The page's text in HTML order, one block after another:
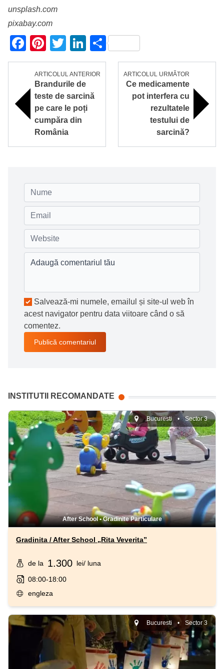
unsplash.com
pixabay.com
Facebook
Pinterest
TwitterLinkedIn
Partajează
ARTICOLUL ANTERIOR
Brandurile de
teste de sarcină
pe care le poți
cumpăra din
România
ARTICOLUL URMĂTOR
Ce medicamente
pot interfera cu
rezultatele
testului de
sarcină?
Salvează-mi numele, emailul și site-ul web în
acest navigator pentru data viitoare când o să
comentez.
INSTITUTII RECOMANDATE
Bucuresti • Sector 3
After School•Gradinite Particulare
Gradinita / After School „Rita Veverita”
de la 1.300 lei/ luna
08:00-18:00
engleza
Bucuresti • Sector 3